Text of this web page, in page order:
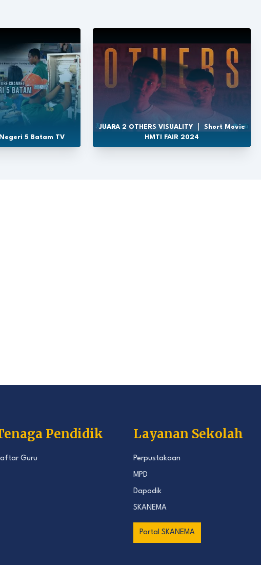
5 Batam TV
JUARA 2 OTHERS VISUALITY ｜ Short Movie
HMTI FAIR 2024
Pendidik
Guru
Layanan Sekolah
Perpustakaan
MPD
Dapodik
SKANEMA
Portal SKANEMA